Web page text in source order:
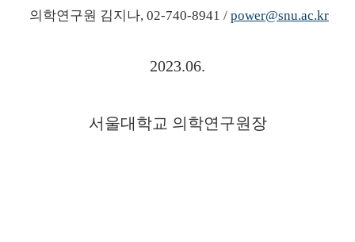
의학연구원 김지나, 02-740-8941 / power@snu.ac.kr
2023.06.
서울대학교 의학연구원장